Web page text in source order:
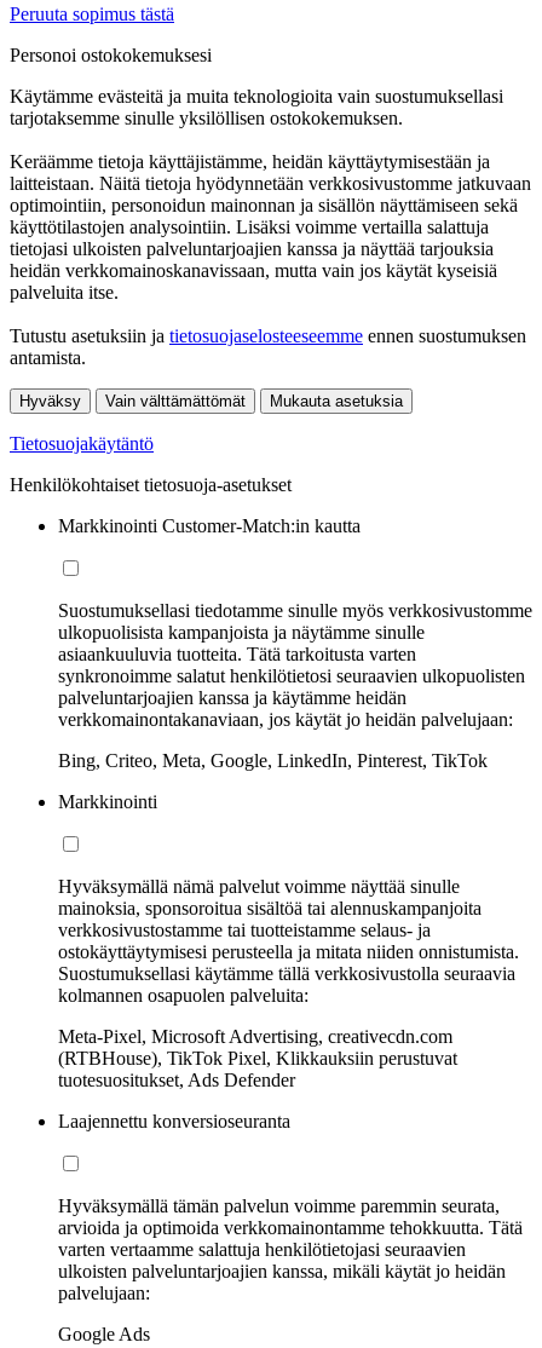
Peruuta sopimus tästä
Personoi ostokokemuksesi
Käytämme evästeitä ja muita teknologioita vain suostumuksellasi
tarjotaksemme sinulle yksilöllisen ostokokemuksen.
Keräämme tietoja käyttäjistämme, heidän käyttäytymisestään ja
laitteistaan. Näitä tietoja hyödynnetään verkkosivustomme jatkuvaan
optimointiin, personoidun mainonnan ja sisällön näyttämiseen sekä
käyttötilastojen analysointiin. Lisäksi voimme vertailla salattuja
tietojasi ulkoisten palveluntarjoajien kanssa ja näyttää tarjouksia
heidän verkkomainoskanavissaan, mutta vain jos käytät kyseisiä
palveluita itse.
Tutustu asetuksiin ja tietosuojaselosteeseemme ennen suostumuksen
antamista.
Hyväksy Vain välttämättömät Mukauta asetuksia
Tietosuojakäytäntö
Henkilökohtaiset tietosuoja-asetukset
Markkinointi Customer-Match:in kautta
Suostumuksellasi tiedotamme sinulle myös verkkosivustomme
ulkopuolisista kampanjoista ja näytämme sinulle
asiaankuuluvia tuotteita. Tätä tarkoitusta varten
synkronoimme salatut henkilötietosi seuraavien ulkopuolisten
palveluntarjoajien kanssa ja käytämme heidän
verkkomainontakanaviaan, jos käytät jo heidän palvelujaan:
Bing, Criteo, Meta, Google, LinkedIn, Pinterest, TikTok
Markkinointi
Hyväksymällä nämä palvelut voimme näyttää sinulle
mainoksia, sponsoroitua sisältöä tai alennuskampanjoita
verkkosivustostamme tai tuotteistamme selaus- ja
ostokäyttäytymisesi perusteella ja mitata niiden onnistumista.
Suostumuksellasi käytämme tällä verkkosivustolla seuraavia
kolmannen osapuolen palveluita:
Meta-Pixel, Microsoft Advertising, creativecdn.com
(RTBHouse), TikTok Pixel, Klikkauksiin perustuvat
tuotesuositukset, Ads Defender
Laajennettu konversioseuranta
Hyväksymällä tämän palvelun voimme paremmin seurata,
arvioida ja optimoida verkkomainontamme tehokkuutta. Tätä
varten vertaamme salattuja henkilötietojasi seuraavien
ulkoisten palveluntarjoajien kanssa, mikäli käytät jo heidän
palvelujaan:
Google Ads